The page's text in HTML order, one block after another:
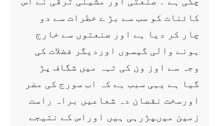
کائنات کو سب سے بڑ ے خطرات سے دو
چار کر دیا ہے اور صنعتوں سے خارج
ہونے والی گیسوں اوردیگر فضلات کی
وجہ سے اوز ون کی تہہ میں شگاف پڑ
گیا ہے یہی سبب ہے کہ اب سورج کی مضر
اورسخت نقصان دہ شعاعیں براہ راست
زمین میںپڑرہی ہیں اوراس کے نتیجے